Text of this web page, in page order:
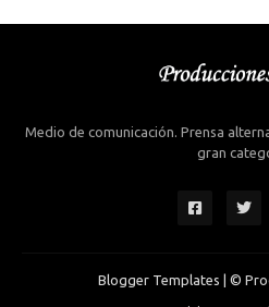
Medio de comunicación. Prensa
gran
Blogger Templates | ©